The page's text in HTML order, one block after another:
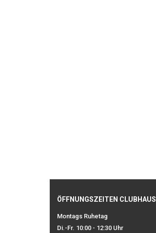
ÖFFNUNGSZEITEN CLUBHAUS
Montags Ruhetag
Di.-Fr. 10:00 - 12:30 Uhr